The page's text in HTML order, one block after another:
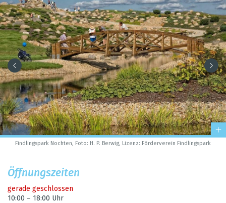
Find­lings­park Noch­ten, Foto: H. P. Ber­wig, Lizenz: För­der­ver­ein Find­lings­park
Öff­nungs­zei­ten
gerade geschlos­sen
10:00 – 18:00 Uhr